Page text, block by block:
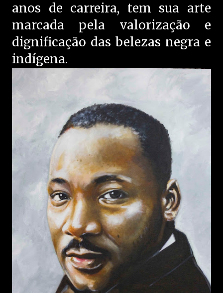
anos de carreira, tem sua arte
marcada pela valorização e
dignificação das belezas negra e
indígena.